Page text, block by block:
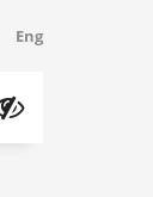
Eng